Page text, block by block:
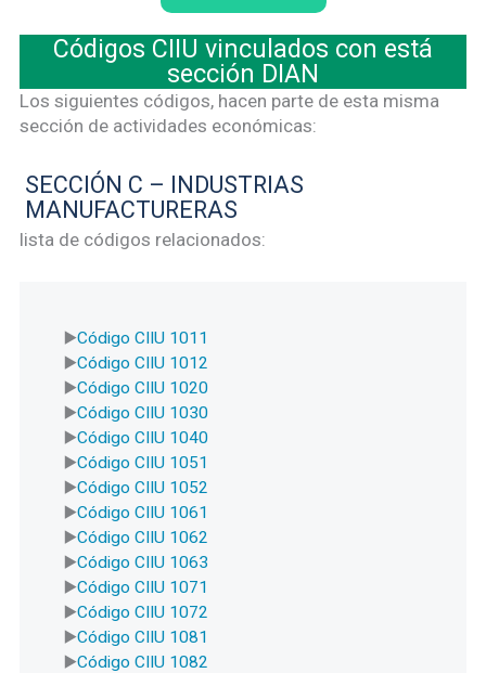
Códigos CIIU vinculados con está
sección DIAN
Los siguientes códigos, hacen parte de esta misma
sección de actividades económicas:
SECCIÓN C – INDUSTRIAS
MANUFACTURERAS
lista de códigos relacionados:
Código CIIU 1011
Código CIIU 1012
Código CIIU 1020
Código CIIU 1030
Código CIIU 1040
Código CIIU 1051
Código CIIU 1052
Código CIIU 1061
Código CIIU 1062
Código CIIU 1063
Código CIIU 1071
Código CIIU 1072
Código CIIU 1081
Código CIIU 1082